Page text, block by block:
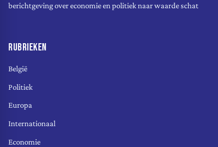
berichtgeving over economie en politiek naar waarde schat
RUBRIEKEN
België
Politiek
Europa
Internationaal
Economie